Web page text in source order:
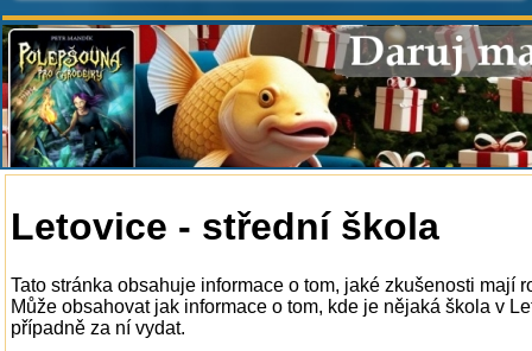
Letovice - střední škola
Tato stránka obsahuje informace o tom, jaké zkušenosti mají
Může obsahovat jak informace o tom, kde je nějaká škola v
případně za ní vydat.